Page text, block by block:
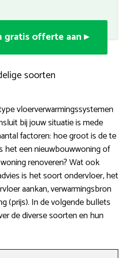
gratis offerte aan ▸
soorten
vloerverwarmingssystemen
bij jouw situatie is mede
factoren: hoe groot is de te
het een nieuwbouwwoning of
renoveren? Wat ook
is het soort ondervloer, het
aankan, verwarmingsbron
(prijs). In de volgende bullets
de diverse soorten en hun